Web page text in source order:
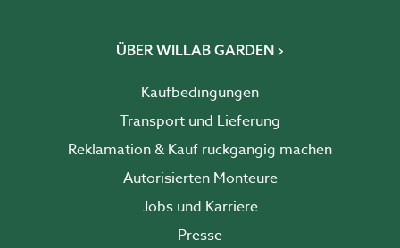
ÜBER WILLAB GARDEN
Kaufbedingungen
Transport und Lieferung
Reklamation & Kauf rückgängig machen
Autorisierten Monteure
Jobs und Karriere
Presse